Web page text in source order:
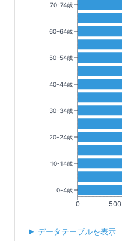
0 500
70-74歳
60-64歳
50-54歳
40-44歳
30-34歳
20-24歳
10-14歳
0-4歳
データテーブルを表示